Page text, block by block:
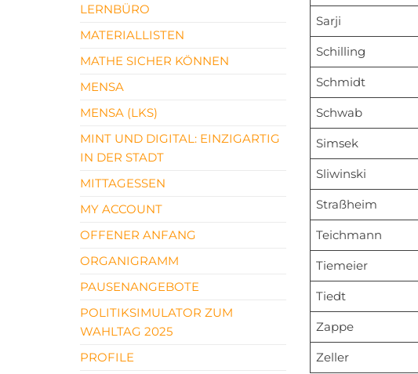
Sarji
Schilling
Schmidt
Schwab
Simsek
Sliwinski
Straßheim
Teichmann
Tiemeier
Tiedt
Zappe
Zeller
LERNBÜRO
MATERIALLISTEN
MATHE SICHER KÖNNEN
MENSA
MENSA (LKS)
MINT UND DIGITAL: EINZIGARTIG
IN DER STADT
MITTAGESSEN
MY ACCOUNT
OFFENER ANFANG
ORGANIGRAMM
PAUSENANGEBOTE
POLITIKSIMULATOR ZUM
WAHLTAG 2025
PROFILE